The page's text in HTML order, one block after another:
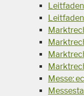
Messe: